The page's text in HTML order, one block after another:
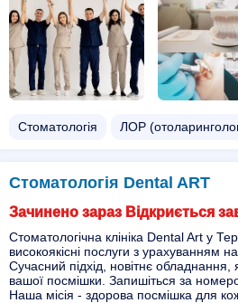
Стоматологія ЛОР
Стоматологія Dental ART
Зачинено зараз Відкриється
Стоматологічна клініка Dental Art у
високоякісні послуги з урахуванням
Сучасний підхід, новітнє обладнання,
вашої посмішки. Запишіться за
Наша місія - здорова посмішка для